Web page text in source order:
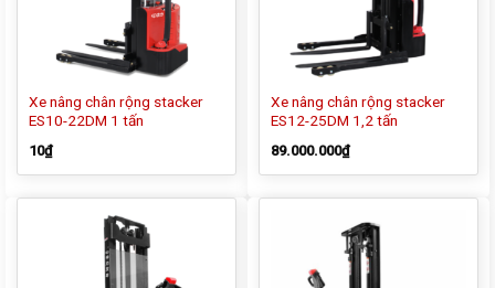
Xe nâng chân rộng stacker
ES10-22DM 1 tấn
10₫
Xe nâng chân rộng stacker
ES12-25DM 1,2 tấn
89.000.000₫